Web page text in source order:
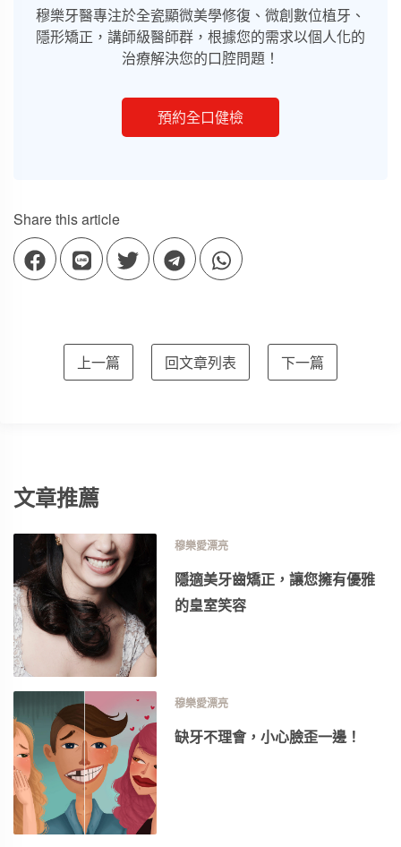
穆樂牙醫專注於全瓷顯微美學修復、微創數位植牙、
隱形矯正，講師級醫師群，根據您的需求以個人化的
治療解決您的口腔問題！
預約全口健檢
Share this article
上一篇 回文章列表 下一篇
文章推薦
穆樂愛漂亮
隱適美牙齒矯正，讓您擁有優雅
的皇室笑容
穆樂愛漂亮
缺牙不理會，小心臉歪一邊！